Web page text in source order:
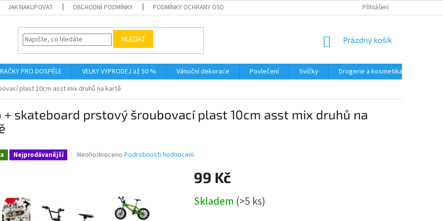
JAK NAKUPOVAT OBCHODNÍ PODMÍNKY PODMÍNKY OCHRANY OSOBNÍCH ÚDAJŮ Přihlášení
HLEDAT
NÁKUPNÍ
Prázdný košík
PRO DOSPĚLE VELKY VYPRODEJ až 50 % Vánoční dekorace Povlečení Svíčky Drogerie a kosmetika
plast 10cm asst mix druhů na kartě
+ skateboard prstový šroubovací plast 10cm asst mix druhů na
Nejprodávanější
Průměrné
Neohodnoceno Podrobnosti hodnocení
99 Kč
cena:
Skladem (>5 ks)